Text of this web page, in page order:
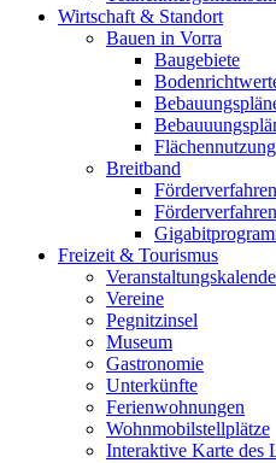
Wirtschaft & Standort
Bauen in Vorra
Baugebiete
Breitband
Freizeit & Tourismus
Vereine
Pegnitzinsel
Museum
Gastronomie
Unterkünfte
Ferienwohnungen
Wohnmobilstellplätze
Interaktive Karte des